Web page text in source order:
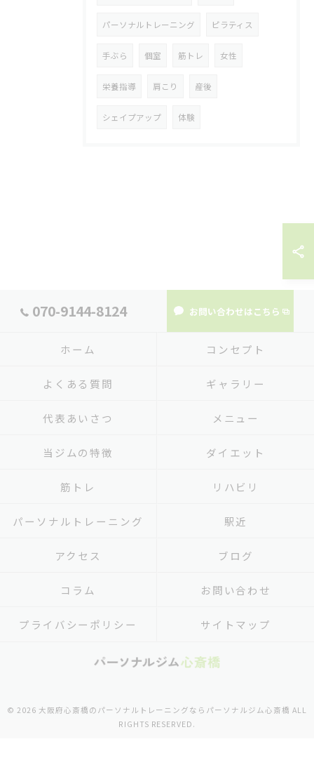
パーソナルトレーニング ピラティス
手ぶら 個室 筋トレ 女性
栄養指導 肩こり 産後
シェイプアップ 体験
070-9144-8124 お問い合わせはこちら
ホーム コンセプト
よくある質問 ギャラリー
代表あいさつ メニュー
当ジムの特徴 ダイエット
筋トレ リハビリ
パーソナルトレーニング 駅近
アクセス ブログ
コラム お問い合わせ
プライバシーポリシー サイトマップ
© 2026 大阪府心斎橋のパーソナルトレーニングならパーソナルジム心斎橋 ALL
RIGHTS RESERVED.